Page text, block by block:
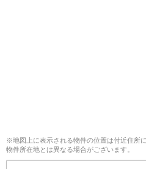
※地図上に表示される物件の位置は付近住所
物件所在地とは異なる場合がございます。